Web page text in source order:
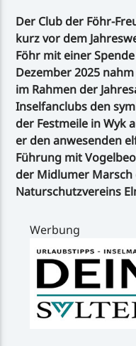
Der Club der Föhr-
kurz vor dem
Föhr mit einer
Dezember 2025
im Rahmen der
Inselfanclubs den
der Festmeile in Wyk
er den anwesenden
Führung mit
der Midlumer Marsch
Naturschutzvereins
Werbung